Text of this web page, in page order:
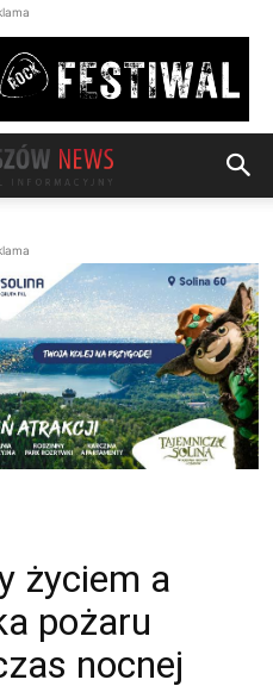
życiem a
pożaru
nocnej